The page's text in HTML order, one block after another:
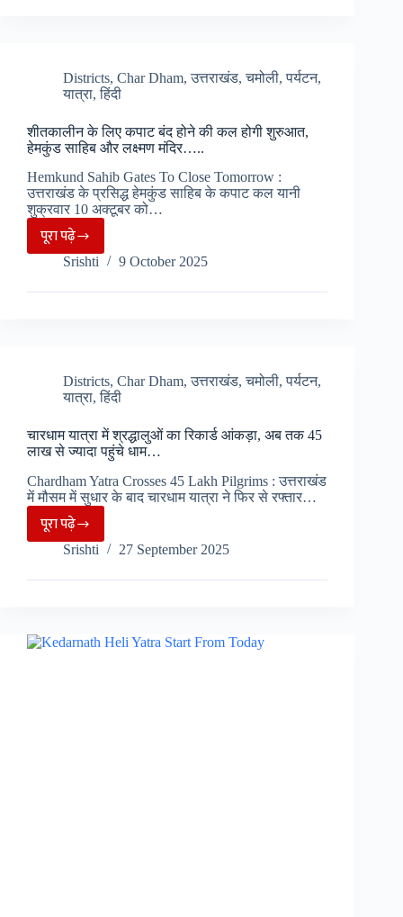
रिकॉर्ड,
भक्तों
की
आस्था
तोड़ी
हर
बाधा…
Districts, Char Dham,उत्तराखंड,चमोली,पर्यटन,
यात्रा,हिंदी
शीतकालीन के लिए कपाट बंद होने की कल होगी शुरुआत,
हेमकुंड साहिब और लक्ष्मण मंदिर…..
Hemkund Sahib Gates To Close Tomorrow :
उत्तराखंड के प्रसिद्ध हेमकुंड साहिब के कपाट कल यानी
शुक्रवार 10 अक्टूबर को…
पूरा पढ़ेशीतकालीन
के
लिए
की
कल
होगी
शुरुआत,
हेमकुंड
साहिब
और
लक्ष्मण
मंदिर…..
Srishti 9 October 2025
Districts, Char Dham,उत्तराखंड,चमोली,पर्यटन,
यात्रा,हिंदी
चारधाम यात्रा में श्रद्धालुओं का रिकार्ड आंकड़ा, अब तक 45
लाख से ज्यादा पहुंचे धाम…
Chardham Yatra Crosses 45 Lakh Pilgrims : उत्तराखंड
में मौसम में सुधार के बाद चारधाम यात्रा ने फिर से रफ्तार…
पूरा पढ़ेचारधाम
यात्रा
में
रिकार्ड
Srishti 27 September 2025